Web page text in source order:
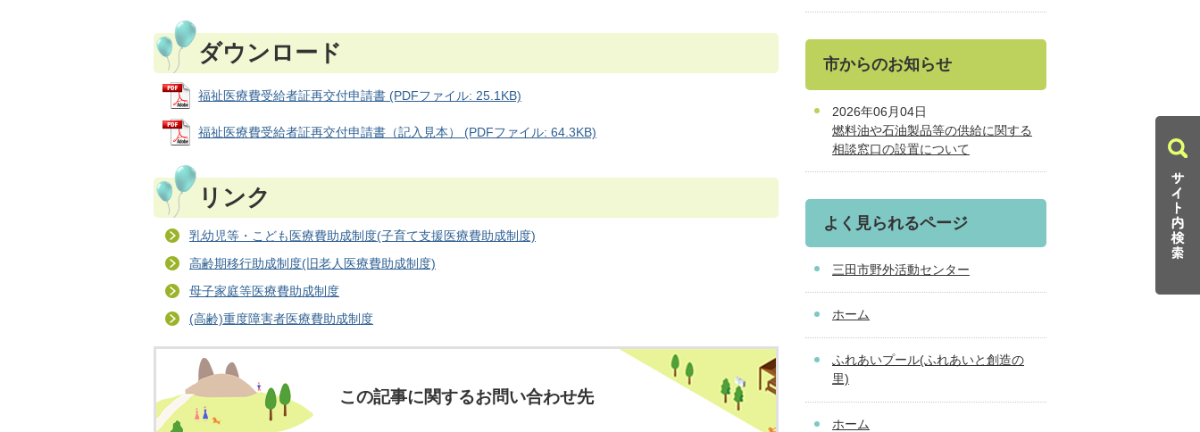
ダウンロード
福祉医療費受給者証再交付申請書 (PDFファイル: 25.1KB)
福祉医療費受給者証再交付申請書（記入見本） (PDFファイル: 64.3KB)
リンク
乳幼児等・こども医療費助成制度(子育て支援医療費助成制度)
高齢期移行助成制度(旧老人医療費助成制度)
母子家庭等医療費助成制度
(高齢)重度障害者医療費助成制度
この記事に関するお問い合わせ先
市からのお知らせ
2026年06月04日
燃料油や石油製品等の供給に関する
相談窓口の設置について
よく見られるページ
三田市野外活動センター
ホーム
ふれあいプール(ふれあいと創造の
里)
ホーム